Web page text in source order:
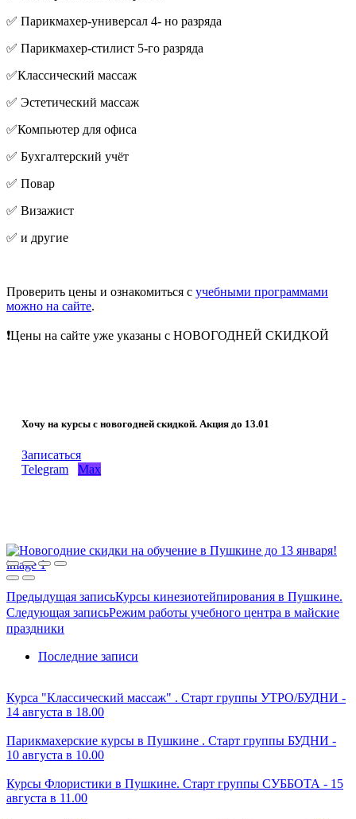
✅ Парикмахер-универсал 4- но разряда
✅ Парикмахер-стилист 5-го разряда
✅Классический массаж
✅ Эстетический массаж
✅Компьютер для офиса
✅ Бухгалтерский учёт
✅ Повар
✅ Визажист
✅ и другие
Проверить цены и ознакомиться с учебными программами
можно на сайте.
❗Цены на сайте уже указаны с НОВОГОДНЕЙ СКИДКОЙ
Хочу на курсы с новогодней скидкой. Акция до 13.01
Записаться
Telegram
Max
Предыдущая записьКурсы кинезиотейпирования в Пушкине.
Следующая записьРежим работы учебного центра в майские
праздники
Последние записи
Курса "Классический массаж" . Старт группы УТРО/БУДНИ -
14 августа в 18.00
Парикмахерские курсы в Пушкине . Старт группы БУДНИ -
10 августа в 10.00
Курсы Флористики в Пушкине. Старт группы СУББОТА - 15
августа в 11.00